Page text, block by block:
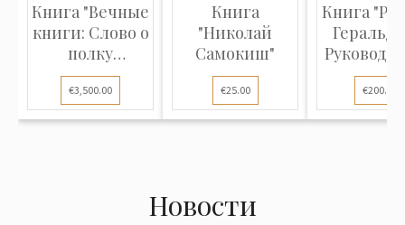
Книга "Вечные
книги: Слово о
полку
Игореве",
(Коллекционное
издание)
€3,500.00
Книга
"Николай
Самокиш"
€25.00
Книга
и
€200.00
Новости